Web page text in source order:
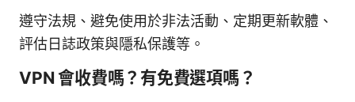
遵守法規、避免使用於非法活動、定期更新軟體、
評估日誌政策與隱私保護等。
VPN 會收費嗎？有免費選項嗎？